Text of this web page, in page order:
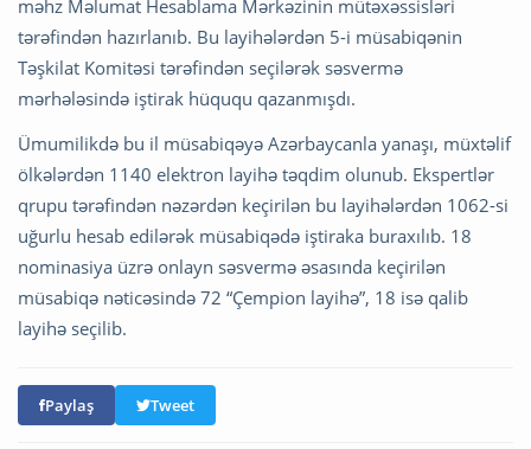
məhz Məlumat Hesablama Mərkəzinin mütəxəssisləri
tərəfindən hazırlanıb. Bu layihələrdən 5-i müsabiqənin
Təşkilat Komitəsi tərəfindən seçilərək səsvermə
mərhələsində iştirak hüququ qazanmışdı.
Ümumilikdə bu il müsabiqəyə Azərbaycanla yanaşı, müxtəlif
ölkələrdən 1140 elektron layihə təqdim olunub. Ekspertlər
qrupu tərəfindən nəzərdən keçirilən bu layihələrdən 1062-si
uğurlu hesab edilərək müsabiqədə iştiraka buraxılıb. 18
nominasiya üzrə onlayn səsvermə əsasında keçirilən
müsabiqə nəticəsində 72 “Çempion layihə”, 18 isə qalib
layihə seçilib.
Paylaş Tweet